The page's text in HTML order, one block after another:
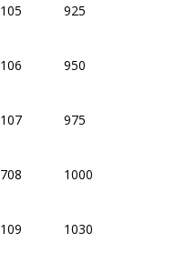
105 925
106 950
107 975
708 1000
109 1030